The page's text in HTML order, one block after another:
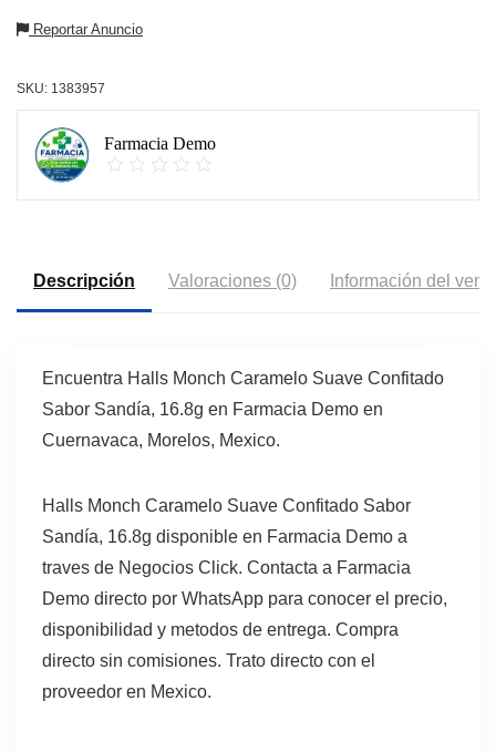
Reportar Anuncio
SKU: 1383957
Farmacia Demo
Descripción Valoraciones (0) Información del
Encuentra Halls Monch Caramelo Suave Confitado
Sabor Sandía, 16.8g en Farmacia Demo en
Cuernavaca, Morelos, Mexico.
Halls Monch Caramelo Suave Confitado Sabor
Sandía, 16.8g disponible en Farmacia Demo a
traves de Negocios Click. Contacta a Farmacia
Demo directo por WhatsApp para conocer el precio,
disponibilidad y metodos de entrega. Compra
directo sin comisiones. Trato directo con el
proveedor en Mexico.